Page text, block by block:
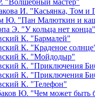
"Волшебный мастер"
И. "Касьянка, Том и
Ю. "Пан Малюткин и
Э. "У кольца нет конца"
К. "Бармалей"
К. "Краденое
К. "Мойдодыр"
К. "Приключения
К. "Приключения
К. "Телефон"
Ю. "Чем может быть